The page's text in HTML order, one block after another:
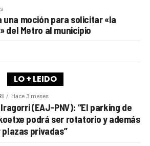
una moción para solicitar «la
del Metro al municipio
LO + LEIDO
Hace 3 meses
(EAJ-PNV): “El parking de
podrá ser rotatorio y además
privadas”